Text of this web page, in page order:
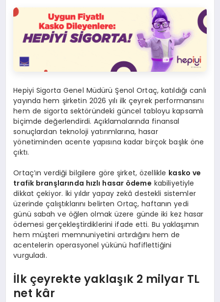
Hepiyi Sigorta Genel Müdürü Şenol Ortaç, katıldığı canlı
yayında hem şirketin 2026 yılı ilk çeyrek performansını
hem de sigorta sektöründeki güncel tabloyu kapsamlı
biçimde değerlendirdi. Açıklamalarında finansal
sonuçlardan teknoloji yatırımlarına, hasar
yönetiminden acente yapısına kadar birçok başlık öne
çıktı.
Ortaç’ın verdiği bilgilere göre şirket, özellikle kasko ve
trafik branşlarında hızlı hasar ödeme kabiliyetiyle
dikkat çekiyor. İki yıldır yapay zekâ destekli sistemler
üzerinde çalıştıklarını belirten Ortaç, haftanın yedi
günü sabah ve öğlen olmak üzere günde iki kez hasar
ödemesi gerçekleştirdiklerini ifade etti. Bu yaklaşımın
hem müşteri memnuniyetini artırdığını hem de
acentelerin operasyonel yükünü hafiflettiğini
vurguladı.
İlk çeyrekte yaklaşık 2 milyar TL
net kâr